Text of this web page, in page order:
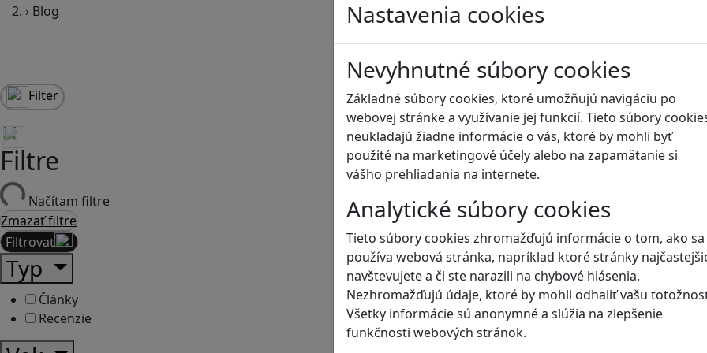
Nastavenia cookies
Nevyhnutné súbory cookies
Základné súbory cookies, ktoré umožňujú navigáciu po
webovej stránke a využívanie jej funkcií. Tieto súbory
neukladajú žiadne informácie o vás, ktoré by mohli byť
použité na marketingové účely alebo na zapamätanie si
vášho prehliadania na internete.
Analytické súbory cookies
Tieto súbory cookies zhromažďujú informácie o tom, ako sa
používa webová stránka, napríklad ktoré stránky
navštevujete a či ste narazili na chybové hlásenia.
Nezhromažďujú údaje, ktoré by mohli odhaliť vašu
Všetky informácie sú anonymné a slúžia na zlepšenie
funkčnosti webových stránok.
› Blog
Blog
Filter
Filtre
Načítam filtre
Zmazať filtre
Filtrovať
Typ
Články
Recenzie